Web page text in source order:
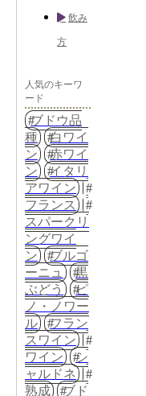
飲み
方
人気のキーワ
ード
ブドウ品
種
白ワイ
ン
赤ワイ
ン
イタリ
アワイン
フランス
スパークリ
ングワイ
ン
ブルゴ
ーニュ
黒
ぶどう
ピ
ノ・ノワー
ル
フラン
スワイン
ワイン
シ
ャルドネ
熟成
ブド